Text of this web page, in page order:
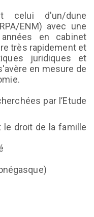
celui d'un/dune
ENM) avec une
en cabinet
très rapidement et
juridiques et
en mesure de
par l’Etude
le droit de la famille